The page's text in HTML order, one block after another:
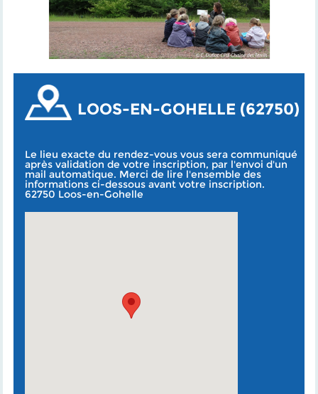
LOOS-EN-GOHELLE (62750)
Le lieu exacte du rendez-vous vous sera communiqué
après validation de votre inscription, par l'envoi d'un
mail automatique. Merci de lire l'ensemble des
informations ci-dessous avant votre inscription.
62750 Loos-en-Gohelle